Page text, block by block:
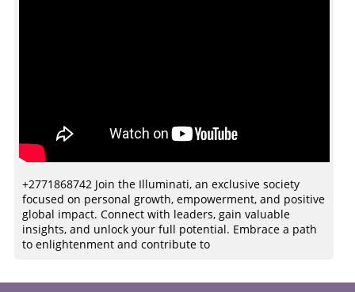
+2771868742 Join the Illuminati, an exclusive society
focused on personal growth, empowerment, and positive
global impact. Connect with leaders, gain valuable
insights, and unlock your full potential. Embrace a path
to enlightenment and contribute to